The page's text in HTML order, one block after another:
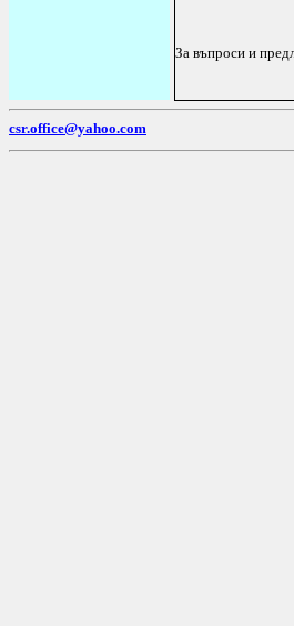
За въпроси и
csr.office@yahoo.com